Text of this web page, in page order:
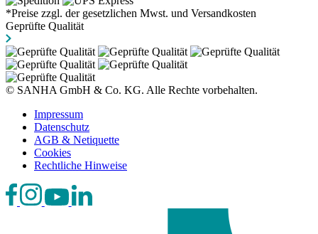
*Preise zzgl. der gesetzlichen Mwst. und Versandkosten
Geprüfte Qualität
© SANHA GmbH & Co. KG. Alle Rechte vorbehalten.
Impressum
Datenschutz
AGB & Netiquette
Cookies
Rechtliche Hinweise